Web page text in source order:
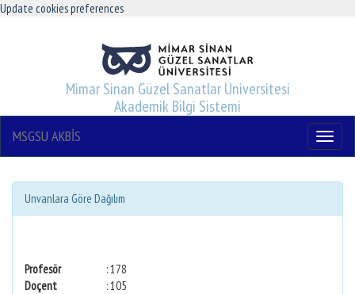
Update cookies preferences
Mimar Sinan Güzel Sanatlar Üniversitesi
Akademik Bilgi Sistemi
Menu
MSGSU AKBİS
Unvanlara Göre Dağılım
Profesör
: 178
Doçent
: 105